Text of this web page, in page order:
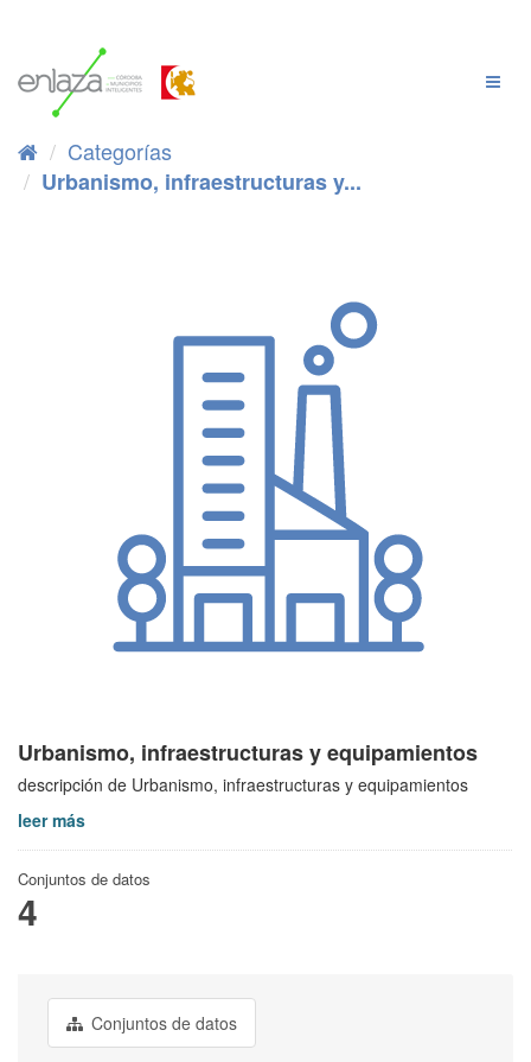
Categorías
Urbanismo, infraestructuras y...
Urbanismo, infraestructuras y equipamientos
descripción de Urbanismo, infraestructuras y equipamientos
leer más
Conjuntos de datos
4
Conjuntos de datos